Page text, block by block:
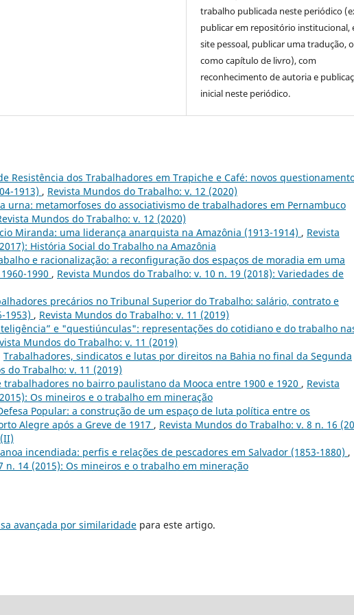
trabalho publicada neste periódico
publicar em repositório institucional,
site pessoal, publicar uma tradução,
como capítulo de livro), com
reconhecimento de autoria e
inicial neste periódico.
Resistência dos Trabalhadores em Trapiche e Café: novos
1913) , Revista Mundos do Trabalho: v. 12 (2020)
urna: metamorfoses do associativismo de trabalhadores em Pernambuco
Mundos do Trabalho: v. 12 (2020)
Miranda: uma liderança anarquista na Amazônia (1913-1914) , Revista
História Social do Trabalho na Amazônia
e racionalização: a reconfiguração dos espaços de moradia em uma
1990 , Revista Mundos do Trabalho: v. 10 n. 19 (2018): Variedades de
precários no Tribunal Superior do Trabalho: salário, contrato e
1953) , Revista Mundos do Trabalho: v. 11 (2019)
e "questiúnculas": representações do cotidiano e do trabalho
Mundos do Trabalho: v. 11 (2019)
Trabalhadores, sindicatos e lutas por direitos na Bahia no final da Segunda
do Trabalho: v. 11 (2019)
trabalhadores no bairro paulistano da Mooca entre 1900 e 1920 , Revista
Os mineiros e o trabalho em mineração
Popular: a construção de um espaço de luta política entre os
Alegre após a Greve de 1917 , Revista Mundos do Trabalho: v. 8 n. 16
incendiada: perfis e relações de pescadores em Salvador (1853-1880) ,
n. 14 (2015): Os mineiros e o trabalho em mineração
avançada por similaridade para este artigo.